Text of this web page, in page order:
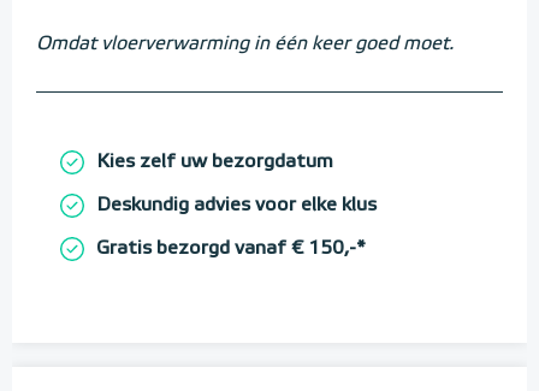
Omdat vloerverwarming in één keer goed moet.
Kies zelf uw bezorgdatum
Deskundig advies voor elke klus
Gratis bezorgd vanaf € 150,-*